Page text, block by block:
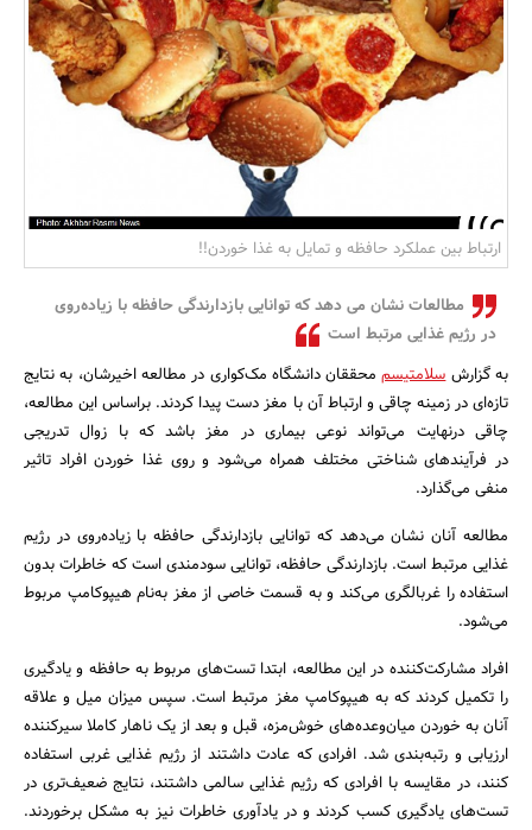
بانک، بیمه و سرمایه
مسکن و ساختمان
جستجو
ارتباط بین عملکرد حافظه و تمایل به غذا خوردن!!
مطالعات نشان می دهد که توانایی بازدارندگی حافظه با زیاده‌روی
در رژیم غذایی مرتبط است
به گزارشسلامتیسممحققان دانشگاه مک‌کواری در مطالعه اخیرشان، به نتایج
تازه‌ای در زمینه چاقی و ارتباط آن با مغز دست پیدا کردند. براساس این مطالعه،
چاقی درنهایت می‌تواند نوعی بیماری در مغز باشد که با زوال تدریجی
در فرآیندهای شناختی مختلف همراه می‌شود و روی غذا خوردن افراد تاثیر
منفی می‌گذارد.
مطالعه آنان نشان می‌دهد که توانایی بازدارندگی حافظه با زیاده‌روی در رژیم
غذایی مرتبط است. بازدارندگی حافظه، توانایی سودمندی است که خاطرات بدون
استفاده را غربالگری می‌کند و به قسمت خاصی از مغز به‌نام هیپوکامپ مربوط
می‌شود.
افراد مشارکت‌کننده در این مطالعه، ابتدا تست‌های مربوط به حافظه و یادگیری
را تکمیل کردند که به هیپوکامپ مغز مرتبط است. سپس میزان میل و علاقه
آنان به خوردن میان‌وعده‌های خوش‌مزه، قبل و بعد از یک ناهار کاملا سیرکننده
ارزیابی و رتبه‌بندی شد. افرادی که عادت داشتند از رژیم غذایی غربی استفاده
کنند، در مقایسه با افرادی که رژیم غذایی سالمی داشتند، نتایج ضعیف‌تری در
تست‌های یادگیری کسب کردند و در یادآوری خاطرات نیز به مشکل برخوردند.